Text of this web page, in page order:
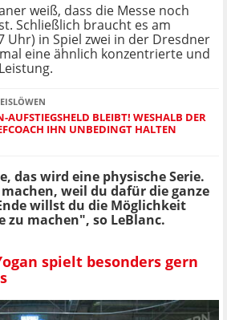
weiß, dass die Messe noch
Schließlich braucht es am
Uhr) in Spiel zwei in der Dresdner
eine ähnlich konzentrierte und
AUFSTIEGSHELD BLEIBT! WESHALB DER
IHN UNBEDINGT HALTEN
das wird eine physische Serie.
weil du dafür die ganze
willst du die Möglichkeit
zu machen", so LeBlanc.
spielt besonders gern